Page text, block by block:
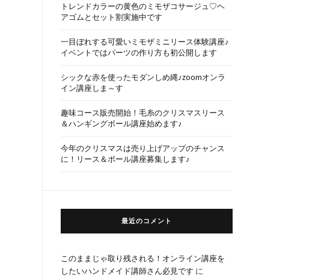
トレンドカラーの黄色のミモザコサージュ♡ヘ
アゴムとセット割実施中です
一目ぼれする可愛いミモザミニリース体験講座♪
イベントではパーツの作り方も初公開します
シックな赤を使ったモダンしめ縄♪zoomオンラ
イン講座しま～す
趣味コース販売開始！毛糸のクリスマスリース
＆ハンギングボール講座始めます♪
今年のクリスマスは売り上げアップのチャンス
に！リース＆ボール講座募集します♪
最近のコメント
このままじゃ取り残される！オンライン講座を
したいハンドメイド講師さん必見です に